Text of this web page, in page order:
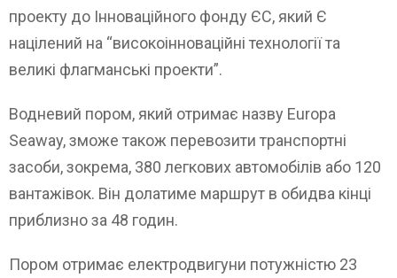
проекту до Інноваційного фонду ЄС, який Є
націлений на “високоінноваційні технології та
великі флагманські проекти”.
Водневий пором, який отримає назву Europa
Seaway, зможе також перевозити транспортні
засоби, зокрема, 380 легкових автомобілів або 120
вантажівок. Він долатиме маршрут в обидва кінці
приблизно за 48 годин.
Пором отримає електродвигуни потужністю 23